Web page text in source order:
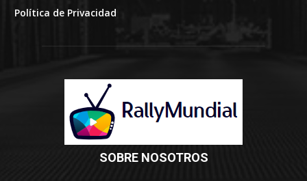
Política de Privacidad
SOBRE NOSOTROS